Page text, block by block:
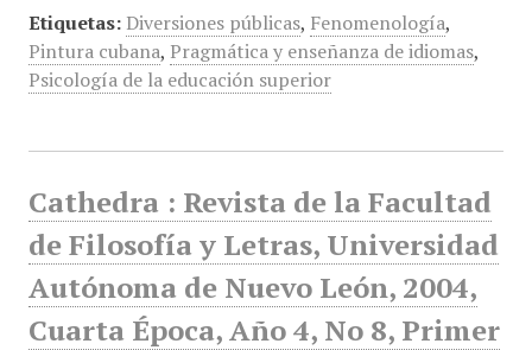
Etiquetas: Diversiones públicas, Fenomenología,
Pintura cubana, Pragmática y enseñanza de idiomas,
Psicología de la educación superior
Cathedra : Revista de la Facultad
de Filosofía y Letras, Universidad
Autónoma de Nuevo León, 2004,
Cuarta Época, Año 4, No 8, Primer